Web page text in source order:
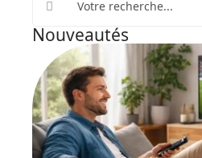
Nouveautés